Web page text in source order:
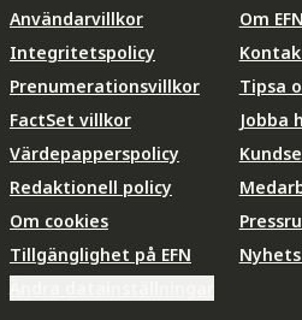
Användarvillkor
Integritetspolicy
Prenumerationsvillkor
FactSet villkor
Värdepapperspolicy
Redaktionell policy
Om cookies
Tillgänglighet på EFN
Om EFN
Tipsa
Jobba